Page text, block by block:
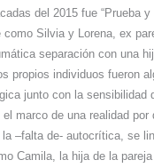
del 2015 fue “Prueba
Silvia y Lorena, ex
separación con una
propios individuos fueron
junto con la
marco de una realidad
–falta de- autocrítica, se
Camila, la hija de la